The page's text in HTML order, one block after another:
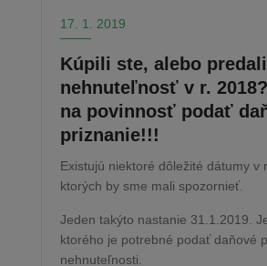
17. 1. 2019
Kúpili ste, alebo predali
nehnuteľnosť v r.
na povinnosť podať
priznanie!!!
Existujú niektoré dôležité dátumy v
ktorých by sme mali spozornieť.
Jeden takýto nastanie 31.1.2019.
ktorého je potrebné podať daňové
nehnuteľnosti.